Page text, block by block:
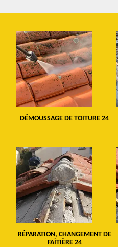
DÉMOUSSAGE DE TOITURE 24
RÉPARATION, CHANGEMENT DE
FAÎTIÈRE 24